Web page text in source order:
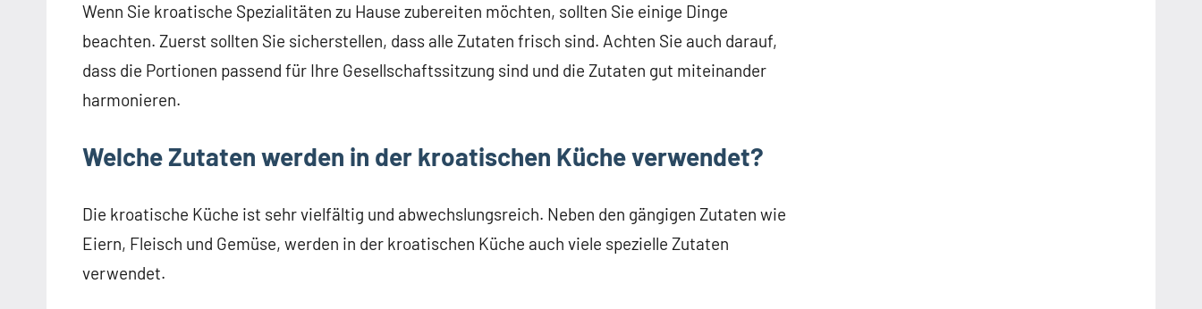
Wenn Sie kroatische Spezialitäten zu Hause zubereiten möchten, sollten Sie einige Dinge
beachten. Zuerst sollten Sie sicherstellen, dass alle Zutaten frisch sind. Achten Sie auch darauf,
dass die Portionen passend für Ihre Gesellschaftssitzung sind und die Zutaten gut miteinander
harmonieren.
Welche Zutaten werden in der kroatischen Küche verwendet?
Die kroatische Küche ist sehr vielfältig und abwechslungsreich. Neben den gängigen Zutaten wie
Eiern, Fleisch und Gemüse, werden in der kroatischen Küche auch viele spezielle Zutaten
verwendet.